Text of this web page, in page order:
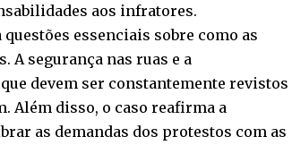
aos infratores.
essenciais sobre como as
A segurança nas ruas e a
devem ser constantemente revistos
Além disso, o caso reafirma a
as demandas dos protestos com as